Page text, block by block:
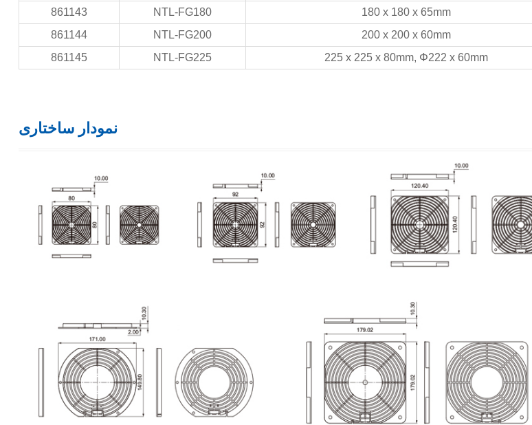
861143
NTL-FG180
180 x 180 x 65mm
861144
NTL-FG200
200 x 200 x 60mm
861145
NTL-FG225 225 x 225 x 80mm, Φ222 x 60mm
نمودار ساختاری